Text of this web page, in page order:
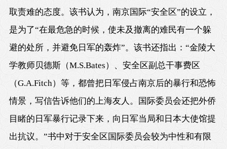
取责难的态度。该书认为，南京国际“安全区”的设立，
是为了“在最危急的时候，使未及撤离的难民有一个躲
避的处所，并避免日军的轰炸”。该书还指出：“金陵大
学教师贝德斯（M.S.Bates）、安全区副总干事费区
（G.A.Fitch）等，都曾把日军侵占南京后的暴行和恐怖
情景，写信告诉他们的上海友人。国际委员会还把外侨
目睹的日军暴行记录下来，向日军当局和日本大使馆提
出抗议。”书中对于安全区国际委员会较为中性和有限